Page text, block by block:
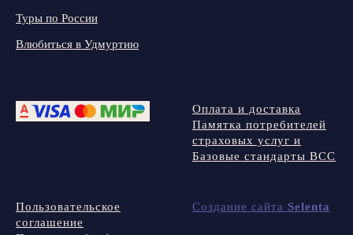
Туры по России
Влюбиться в Удмуртию
Оплата и доставка
Памятка потребителей
страховых услуг и
Базовые стандарты ВСС
Пользовательское
соглашение
Создание сайта Selenta